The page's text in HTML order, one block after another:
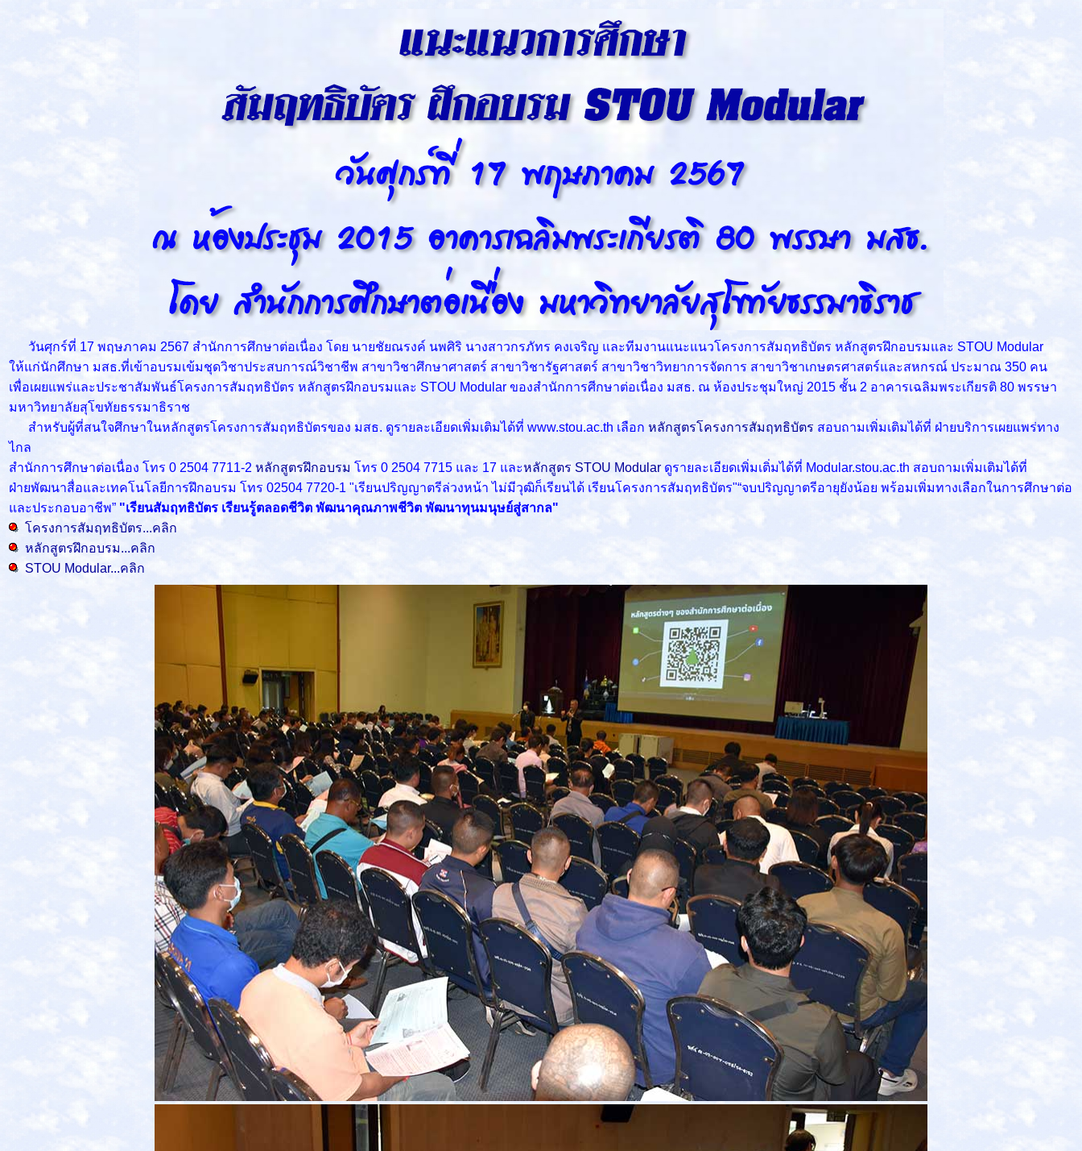
วันศุกร์ที่ 17 พฤษภาคม 2567 สำนักการศึกษาต่อเนื่อง โดย นายชัยณรงค์ นพศิริ นางสาวกรภัทร คงเจริญ และทีมงานแนะแนวโครงการสัมฤทธิบัตร หลักสูตรฝึกอบรมและ STOU Modular
ให้แก่นักศึกษา มสธ.ที่เข้าอบรมเข้มชุดวิชาประสบการณ์วิชาชีพ สาขาวิชาศึกษาศาสตร์ สาขาวิชารัฐศาสตร์ สาขาวิชาวิทยาการจัดการ สาขาวิชาเกษตรศาสตร์และสหกรณ์ ประมาณ 350 คน
เพื่อเผยแพร่และประชาสัมพันธ์โครงการสัมฤทธิบัตร หลักสูตรฝึกอบรมและ STOU Modular ของสำนักการศีกษาต่อเนื่อง มสธ. ณ ห้องประชุมใหญ่ 2015 ชั้น 2 อาคารเฉลิมพระเกียรติ 80 พรรษา
มหาวิทยาลัยสุโขทัยธรรมาธิราช
สำหรับผู้ที่สนใจศึกษาในหลักสูตรโครงการสัมฤทธิบัตรของ มสธ. ดูรายละเอียดเพิ่มเติมได้ที่ www.stou.ac.th เลือก หลักสูตรโครงการสัมฤทธิบัตร สอบถามเพิ่มเติมได้ที่ ฝ่ายบริการเผยแพร่ทาง
ไกล
สำนักการศึกษาต่อเนื่อง โทร 0 2504 7711-2 หลักสูตรฝึกอบรม โทร 0 2504 7715 และ 17 และหลักสูตร STOU Modular ดูรายละเอียดเพิ่มเติ่มได้ที่ Modular.stou.ac.th สอบถามเพิ่มเติมได้ที่
ฝ่ายพัฒนาสื่อและเทคโนโลยีการฝึกอบรม โทร 02504 7720-1 "เรียนปริญญาตรีล่วงหน้า ไม่มีวุฒิก็เรียนได้ เรียนโครงการสัมฤทธิบัตร"“จบปริญญาตรีอายุยังน้อย พร้อมเพิ่มทางเลือกในการศึกษาต่อ
และประกอบอาชีพ” "เรียนสัมฤทธิบัตร เรียนรู้ตลอดชีวิต พัฒนาคุณภาพชีวิต พัฒนาทุนมนุษย์สู่สากล"
โครงการสัมฤทธิบัตร...คลิก
หลักสูตรฝึกอบรม...คลิก
STOU Modular...คลิก